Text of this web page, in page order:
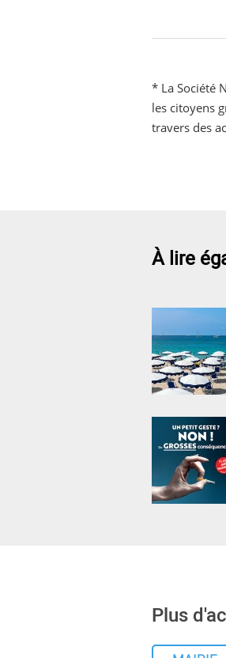
* La Société
les citoyens
travers des
À lire
Plus